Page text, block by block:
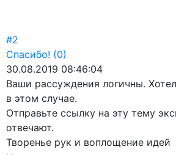
#2
Спасибо! (0)
30.08.2019 08:46:04
Ваши рассуждения логичны.
в этом случае.
Отправьте ссылку на эту тему
отвечают.
Творенье рук и воплощение идей